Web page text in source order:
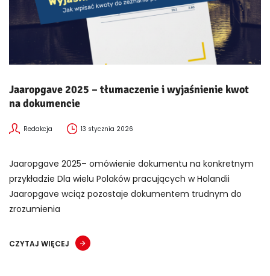
Jaaropgave 2025 – tłumaczenie i wyjaśnienie kwot
na dokumencie
Redakcja 13 stycznia 2026
Jaaropgave 2025– omówienie dokumentu na konkretnym
przykładzie Dla wielu Polaków pracujących w Holandii
Jaaropgave wciąż pozostaje dokumentem trudnym do
zrozumienia
CZYTAJ WIĘCEJ